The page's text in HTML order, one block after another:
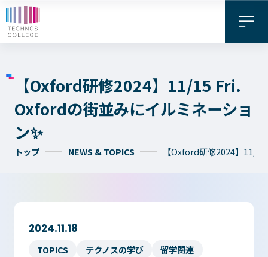
お問い合わせ
デジタル
【Oxford研修2024】11/15 Fri.
Oxfordの街並みにイルミネーショ
ン✨
トップ NEWS & TOPICS 【Oxford研修2024】11/
2024.11.18
TOPICS テクノスの学び
留学関連